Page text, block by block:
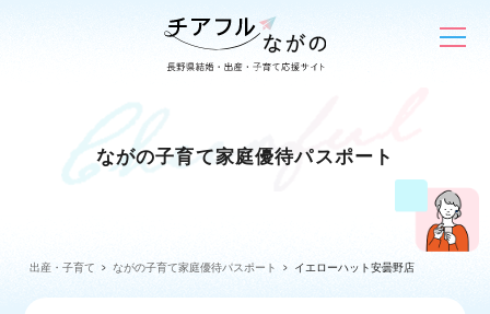
ながの子育て家庭優待パスポート
出産・子育て ながの子育て家庭優待パスポート イエローハット安曇野店